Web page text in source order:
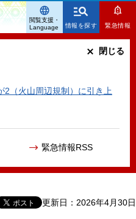
情報を探す 緊急情報
2（火山周辺規制）に引き上
緊急情報RSS
閉じる
閲覧支援・
Language
更新日：2026年4月30日